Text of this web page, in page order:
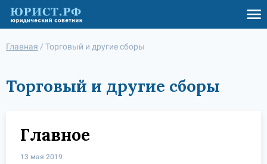
Главная / Торговый и другие сборы
Торговый и другие сборы
Главное
13 мая 2019